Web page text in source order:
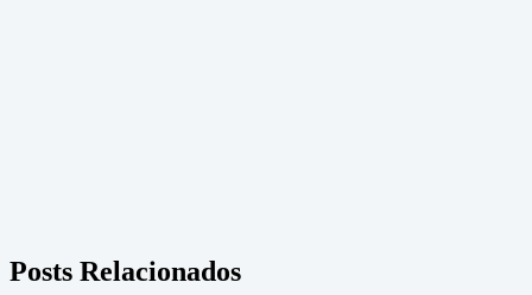
Posts Relacionados